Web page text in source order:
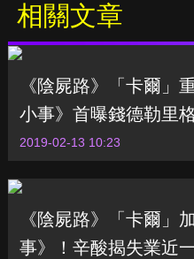
相關文章
《陰屍路》「卡爾」
小事》首曝錢德勒里
2019-02-13 10:23
《陰屍路》「卡爾」
事》！辛酸揭失業近